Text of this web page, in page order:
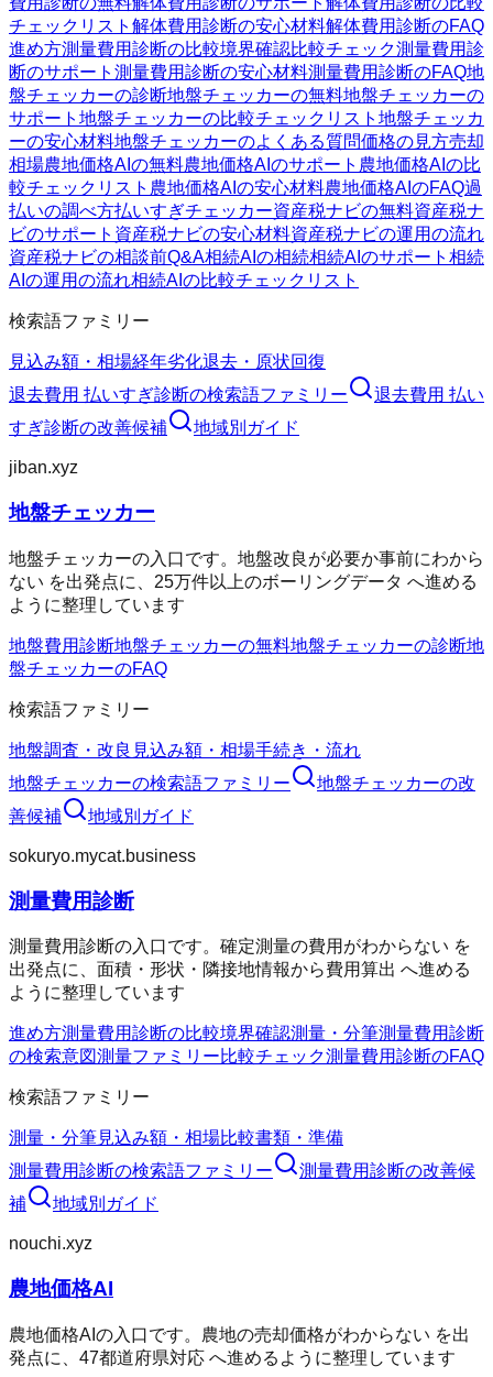
チェックリスト 解体費用診断の安心材料解体費用診断のFAQ
進め方測量費用診断の比較境界確認比較チェック測量費用診
断のサポート 測量費用診断の安心材料測量費用診断のFAQ地
盤チェッカーの診断地盤チェッカーの無料地盤チェッカーの
サポート 地盤チェッカーの比較チェックリスト 地盤チェッカ
ーの安心材料地盤チェッカーのよくある質問価格の見方売却
相場農地価格AIの無料農地価格AIのサポート 農地価格AIの比
較チェックリスト 農地価格AIの安心材料農地価格AIのFAQ過
払いの調べ方払いすぎチェッカー資産税ナビの無料資産税ナ
ビのサポート 資産税ナビの安心材料資産税ナビの運用の流れ
資産税ナビの相談前Q&A相続AIの相続相続AIのサポート 相続
AIの運用の流れ相続AIの比較チェックリスト
検索語ファミリー
見込み額・相場経年劣化退去・原状回復
退去費用 払いすぎ診断の検索語ファミリー
退去費用 払い
すぎ診断の改善候補 地域別ガイド
jiban.xyz
地盤チェッカー
地盤チェッカーの入口です。地盤改良が必要か事前にわから
ない を出発点に、25万件以上のボーリングデータ へ進める
ように整理しています
地盤費用診断地盤チェッカーの無料地盤チェッカーの診断地
盤チェッカーのFAQ
検索語ファミリー
地盤調査・改良 見込み額・相場手続き・流れ
地盤チェッカーの検索語ファミリー 地盤チェッカーの改
善候補
地域別ガイド
sokuryo.mycat.business
測量費用診断
測量費用診断の入口です。確定測量の費用がわからない を
出発点に、面積・形状・隣接地情報から費用算出 へ進める
ように整理しています
進め方測量費用診断の比較境界確認測量・分筆測量費用診断
の検索意図測量ファミリー比較チェック測量費用診断のFAQ
検索語ファミリー
測量・分筆見込み額・相場比較書類・準備
測量費用診断の検索語ファミリー 測量費用診断の改善候
補
地域別ガイド
nouchi.xyz
農地価格AI
農地価格AIの入口です。農地の売却価格がわからない を出
発点に、47都道府県対応 へ進めるように整理しています